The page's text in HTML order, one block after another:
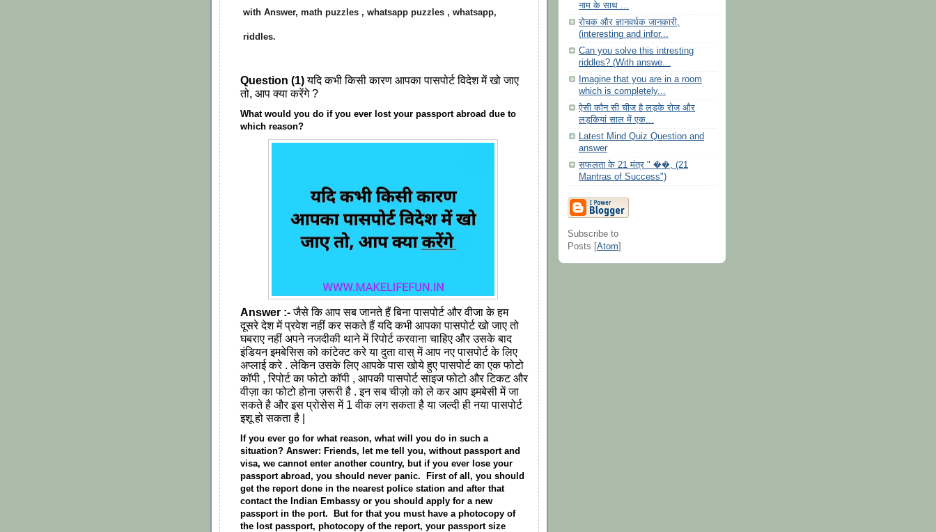
with Answer, math puzzles , whatsapp puzzles , whatsapp,
riddles.
Question (1)यदि कभी किसी कारण आपका पासपोर्ट विदेश में खो जाए
तो, आप क्या करेंगे ?
What would you do if you ever lost your passport abroad due to
which reason?
Answer :-जैसे कि आप सब जानते हैं बिना पासपोर्ट और वीजा के हम
दूसरे देश में प्रवेश नहीं कर सकते हैं यदि कभी आपका पासपोर्ट खो जाए तो
घबराए नहीं अपने नजदीकी थाने में रिपोर्ट करवाना चाहिए और उसके बाद
इंडियन इमबेसिस को कांटेक्ट करे या दुता वास् में आप नए पासपोर्ट के लिए
अप्लाई करे . लेकिन उसके लिए आपके पास खोये हुए पासपोर्ट का एक फोटो
कॉपी , रिपोर्ट का फोटो कॉपी , आपकी पासपोर्ट साइज फोटो और टिकट और
वीज़ा का फोटो होना ज़रूरी है . इन सब चीज़ो को ले कर आप इमबेसी में जा
सकते है और इस प्रोसेस में 1 वीक लग सकता है या जल्दी ही नया पासपोर्ट
इशू हो सकता है |
If you ever go for what reason, what will you do in such a
situation? Answer: Friends, let me tell you, without passport and
visa, we cannot enter another country, but if you ever lose your
passport abroad, you should never panic. First of all, you should
get the report done in the nearest police station and after that
contact the Indian Embassy or you should apply for a new
passport in the port. But for that you must have a photocopy of
the lost passport, photocopy of the report, your passport size
नाम के साथ ...
रोचक और ज्ञानवर्धक जानकारी,
(interesting and infor...
Can you solve this intresting
riddles? (With answe...
Imagine that you are in a room
which is completely...
ऐसी कौन सी चीज है लड़के रोज और
लड़कियां साल में एक...
Latest Mind Quiz Question and
answer
सफलता के 21 मंत्र " ��, (21
Mantras of Success")
Subscribe to
Posts [Atom]